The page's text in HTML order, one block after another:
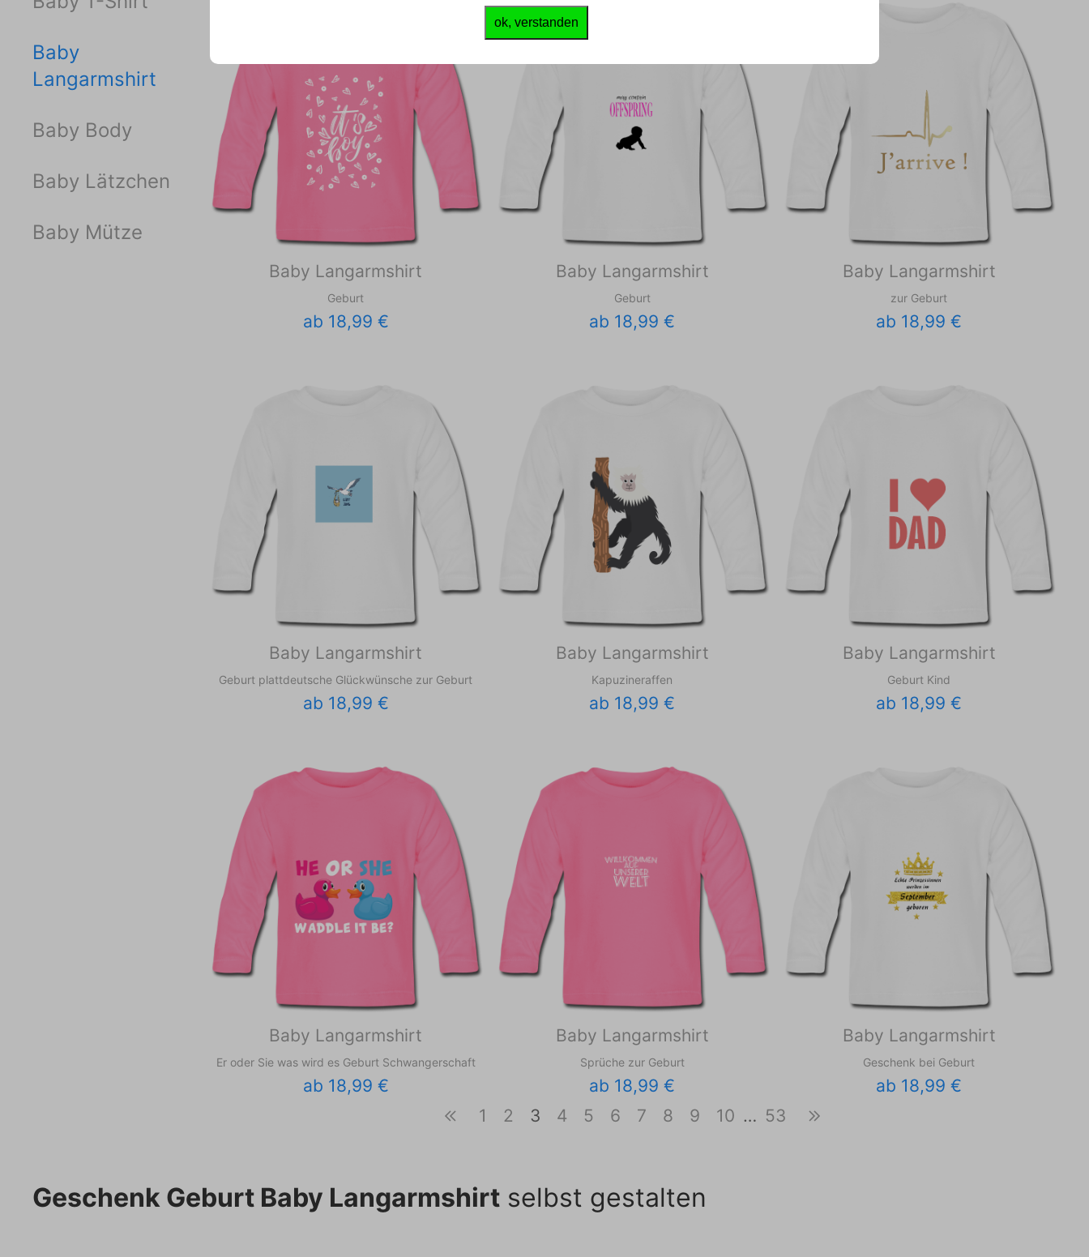
Baby
Langarmshirt
Baby Body
Baby Lätzchen
Baby Mütze
Baby Langarmshirt
Geburt
ab 18,99 €
Baby Langarmshirt
Geburt
ab 18,99 €
Baby Langarmshirt
zur Geburt
ab 18,99 €
Baby Langarmshirt
Geburt plattdeutsche Glückwünsche zur Geburt
ab 18,99 €
Baby Langarmshirt
Kapuzineraffen
ab 18,99 €
Baby Langarmshirt
Geburt Kind
ab 18,99 €
Baby Langarmshirt
Er oder Sie was wird es Geburt Schwangerschaft
ab 18,99 €
Baby Langarmshirt
Sprüche zur Geburt
ab 18,99 €
Baby Langarmshirt
Geschenk bei Geburt
ab 18,99 €
1
2 3 4 5 6 7 8 9 10 … 53
Geschenk Geburt Baby Langarmshirt selbst gestalten
ok, verstanden